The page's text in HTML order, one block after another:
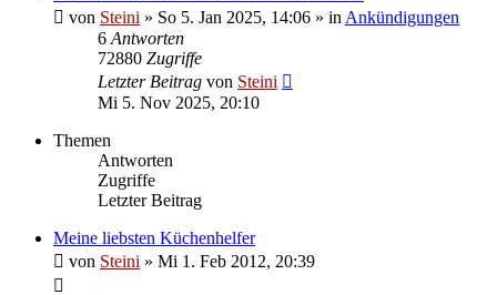
von Steini » So 5. Jan 2025, 14:06 » in Ankündigungen
6 Antworten
72880 Zugriffe
Letzter Beitrag von Steini
Mi 5. Nov 2025, 20:10
Themen
Antworten
Zugriffe
Letzter Beitrag
Meine liebsten Küchenhelfer
von Steini » Mi 1. Feb 2012, 20:39